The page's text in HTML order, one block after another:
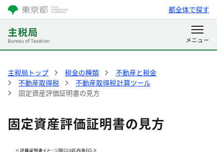
都全体で探す
主税局トップ 税金の種類
不動産と税金
不動産取得税
不動産取得税計算ツール
固定資産評価証明書の見方
固定資産評価証明書の見方